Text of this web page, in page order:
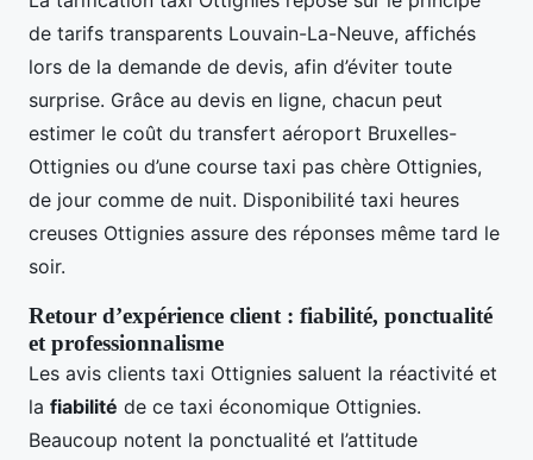
de tarifs transparents Louvain-La-Neuve, affichés
lors de la demande de devis, afin d’éviter toute
surprise. Grâce au devis en ligne, chacun peut
estimer le coût du transfert aéroport Bruxelles-
Ottignies ou d’une course taxi pas chère Ottignies,
de jour comme de nuit. Disponibilité taxi heures
creuses Ottignies assure des réponses même tard le
soir.
Retour d’expérience client : fiabilité, ponctualité
et professionnalisme
Les avis clients taxi Ottignies saluent la réactivité et
la fiabilité de ce taxi économique Ottignies.
Beaucoup notent la ponctualité et l’attitude